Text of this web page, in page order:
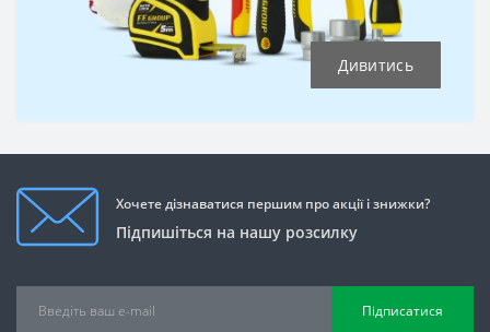
Дивитись
Хочете дізнаватися першим про акції і знижки?
Підпишіться на нашу розсилку
Підписатися